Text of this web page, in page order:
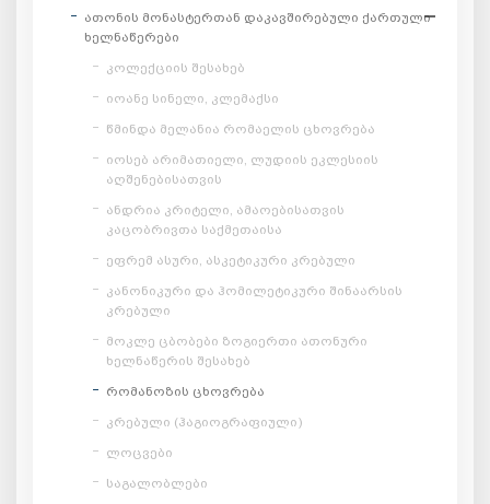
ათონის მონასტერთან დაკავშირებული ქართული
ხელნაწერები
კოლექციის შესახებ
იოანე სინელი, კლემაქსი
წმინდა მელანია რომაელის ცხოვრება
იოსებ არიმათიელი, ლუდიის ეკლესიის
აღშენებისათვის
ანდრია კრიტელი, ამაოებისათვის
კაცობრივთა საქმეთაისა
ეფრემ ასური, ასკეტიკური კრებული
კანონიკური და ჰომილეტიკური შინაარსის
კრებული
მოკლე ცბობები ზოგიერთი ათონური
ხელნაწერის შესახებ
რომანოზის ცხოვრება
კრებული (ჰაგიოგრაფიული)
ლოცვები
საგალობლები